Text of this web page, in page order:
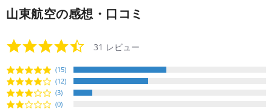
山東航空の感想・口コミ
4.3
star
31 レビュー
(15)
(12)
(3)
(0)